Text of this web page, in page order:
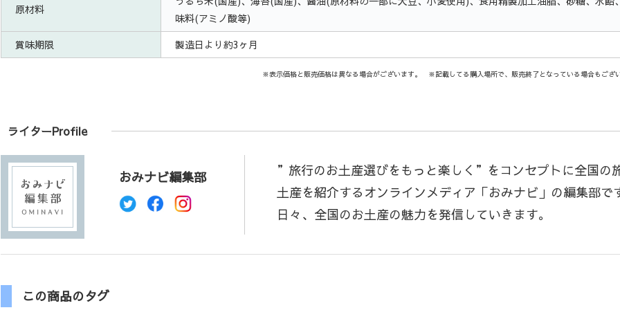
原材料
味料(アミノ酸等)
賞味期限
製造日より約3ヶ月
※表示価格と販売価格は異なる場合がございます。 ※記載してる購入場所で、販売終了となっている場合もござい
ライターProfile
おみナビ編集部
”旅行のお土産選びをもっと楽しく”をコンセプトに全国の
土産を紹介するオンラインメディア「おみナビ」の編集部で
日々、全国のお土産の魅力を発信していきます。
この商品のタグ